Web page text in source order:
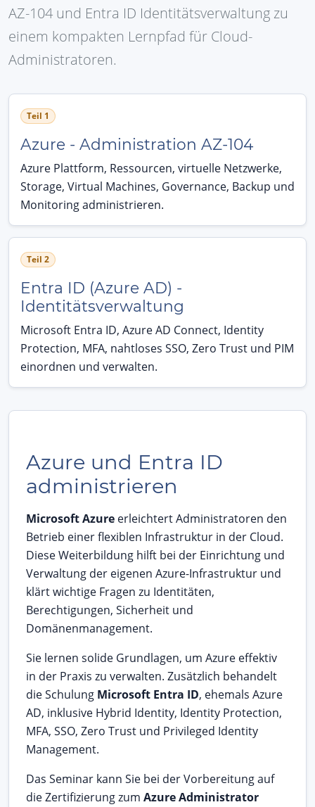
AZ-104 und Entra ID Identitätsverwaltung zu
einem kompakten Lernpfad für Cloud-
Administratoren.
Teil 1
Azure - Administration AZ-104
Azure Plattform, Ressourcen, virtuelle Netzwerke,
Storage, Virtual Machines, Governance, Backup und
Monitoring administrieren.
Teil 2
Entra ID (Azure AD) -
Identitätsverwaltung
Microsoft Entra ID, Azure AD Connect, Identity
Protection, MFA, nahtloses SSO, Zero Trust und PIM
einordnen und verwalten.
Azure und Entra ID
administrieren
Microsoft Azure erleichtert Administratoren den
Betrieb einer flexiblen Infrastruktur in der Cloud.
Diese Weiterbildung hilft bei der Einrichtung und
Verwaltung der eigenen Azure-Infrastruktur und
klärt wichtige Fragen zu Identitäten,
Berechtigungen, Sicherheit und
Domänenmanagement.
Sie lernen solide Grundlagen, um Azure effektiv
in der Praxis zu verwalten. Zusätzlich behandelt
die Schulung Microsoft Entra ID, ehemals Azure
AD, inklusive Hybrid Identity, Identity Protection,
MFA, SSO, Zero Trust und Privileged Identity
Management.
Das Seminar kann Sie bei der Vorbereitung auf
die Zertifizierung zum Azure Administrator